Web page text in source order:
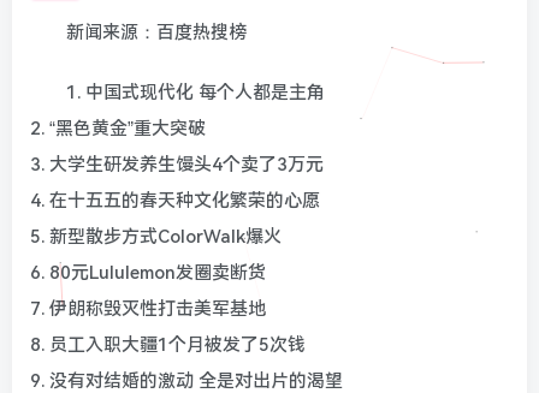
新闻来源：百度热搜榜
1. 中国式现代化 每个人都是主角
2. “黑色黄金”重大突破
3. 大学生研发养生馒头4个卖了3万元
4. 在十五五的春天种文化繁荣的心愿
5. 新型散步方式ColorWalk爆火
6. 80元Lululemon发圈卖断货
7. 伊朗称毁灭性打击美军基地
8. 员工入职大疆1个月被发了5次钱
9. 没有对结婚的激动 全是对出片的渴望